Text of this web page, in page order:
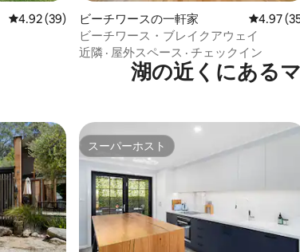
レビュー39件、5つ星中4.92つ星の平均評価
4.92 (39)
ビーチワースの一軒家 レビュー
4.97
ビーチワース・ブレイクアウェイ
近隣 · 屋外スペース · チェックイン
湖の近くにある
スーパーホスト
スーパーホスト